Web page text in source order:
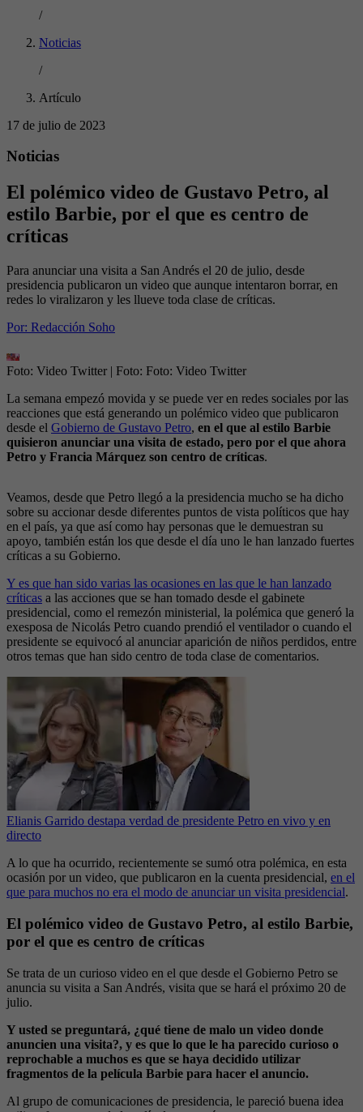
/
Noticias
/
Artículo
17 de julio de 2023
Noticias
El polémico video de Gustavo Petro, al
estilo Barbie, por el que es centro de
críticas
Para anunciar una visita a San Andrés el 20 de julio, desde
presidencia publicaron un video que aunque intentaron borrar, en
redes lo viralizaron y les llueve toda clase de críticas.
Por: Redacción Soho
Foto: Video Twitter | Foto: Foto: Video Twitter
La semana empezó movida y se puede ver en redes sociales por las
reacciones que está generando un polémico video que publicaron
desde el Gobierno de Gustavo Petro, en el que al estilo Barbie
quisieron anunciar una visita de estado, pero por el que ahora
Petro y Francia Márquez son centro de críticas.
Veamos, desde que Petro llegó a la presidencia mucho se ha dicho
sobre su accionar desde diferentes puntos de vista políticos que hay
en el país, ya que así como hay personas que le demuestran su
apoyo, también están los que desde el día uno le han lanzado fuertes
críticas a su Gobierno.
Y es que han sido varias las ocasiones en las que le han lanzado
críticas a las acciones que se han tomado desde el gabinete
presidencial, como el remezón ministerial, la polémica que generó la
exesposa de Nicolás Petro cuando prendió el ventilador o cuando el
presidente se equivocó al anunciar aparición de niños perdidos, entre
otros temas que han sido centro de toda clase de comentarios.
Elianis Garrido destapa verdad de presidente Petro en vivo y en
directo
A lo que ha ocurrido, recientemente se sumó otra polémica, en esta
ocasión por un video, que publicaron en la cuenta presidencial, en el
que para muchos no era el modo de anunciar un visita presidencial.
El polémico video de Gustavo Petro, al estilo Barbie,
por el que es centro de críticas
Se trata de un curioso video en el que desde el Gobierno Petro se
anuncia su visita a San Andrés, visita que se hará el próximo 20 de
julio.
Y usted se preguntará, ¿qué tiene de malo un video donde
anuncien una visita?, y es que lo que le ha parecido curioso o
reprochable a muchos es que se haya decidido utilizar
fragmentos de la película Barbie para hacer el anuncio.
Al grupo de comunicaciones de presidencia, le pareció buena idea